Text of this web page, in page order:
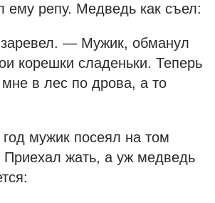
ему репу. Медведь как съел:
— Мужик, обманул
корешки сладеньки. Теперь
в лес по дрова, а то
год мужик посеял на том
Приехал жать, а уж медведь